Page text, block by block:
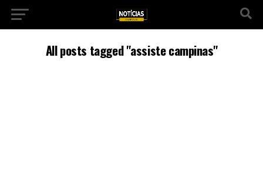
All posts tagged "assiste campinas"